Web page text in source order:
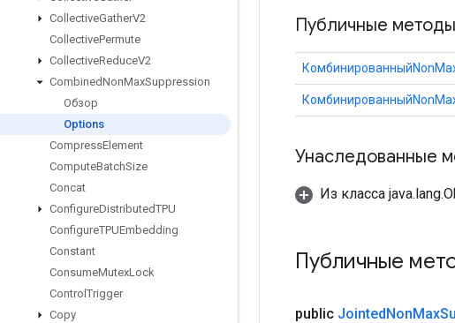
CollectiveGatherV2
CollectivePermute
CollectiveReduceV2
CombinedNonMaxSuppression
Обзор
Options
CompressElement
ComputeBatchSize
Concat
ConfigureDistributedTPU
ConfigureTPUEmbedding
Constant
ConsumeMutexLock
Control Trigger
Copy
Публичные методы
Унаследованные
Из класса
Публичные
public JointedNonMax